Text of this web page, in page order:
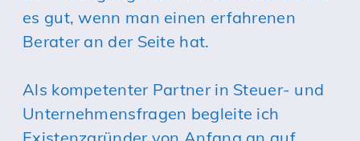
es gut, wenn man einen erfahrenen
Berater an der Seite hat.
Als kompetenter Partner in Steuer- und
Unternehmensfragen begleite ich